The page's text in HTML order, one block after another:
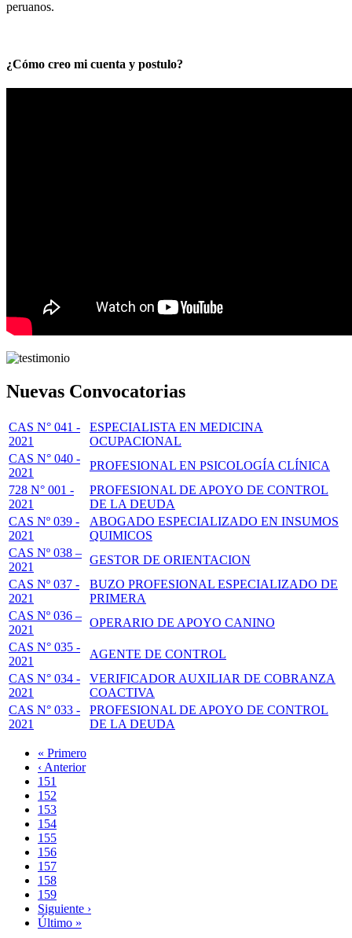
peruanos.
¿Cómo creo mi cuenta y postulo?
Nuevas Convocatorias
CAS N° 041 -
2021
ESPECIALISTA EN MEDICINA
OCUPACIONAL
CAS N° 040 -
2021
PROFESIONAL EN PSICOLOGÍA CLÍNICA
728 N° 001 -
2021
PROFESIONAL DE APOYO DE CONTROL
DE LA DEUDA
CAS Nº 039 -
2021
ABOGADO ESPECIALIZADO EN INSUMOS
QUIMICOS
CAS Nº 038 –
2021
GESTOR DE ORIENTACION
CAS Nº 037 -
2021
BUZO PROFESIONAL ESPECIALIZADO DE
PRIMERA
CAS Nº 036 –
2021
OPERARIO DE APOYO CANINO
CAS N° 035 -
2021
AGENTE DE CONTROL
CAS N° 034 -
2021
VERIFICADOR AUXILIAR DE COBRANZA
COACTIVA
CAS N° 033 -
2021
PROFESIONAL DE APOYO DE CONTROL
DE LA DEUDA
Paginación
Primera
página
« Primero
Página
anterior
‹ Anterior
Page
151
Page
152
Page
153
Page
154
Página
actual
155
Page
156
Page
157
Page
158
Page
159
Siguiente
página
Siguiente ›
Última
Último »